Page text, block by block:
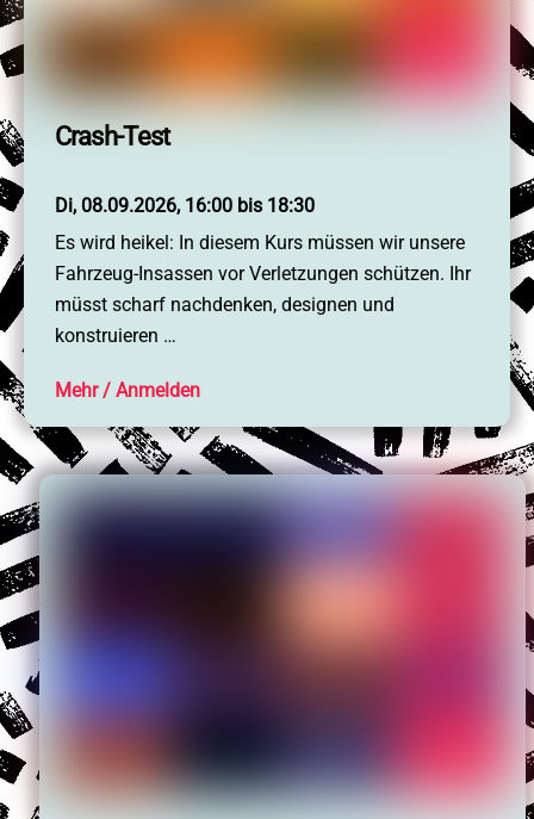
Crash-Test
Di, 08.09.2026, 16:00 bis 18:30
Es wird heikel: In diesem Kurs müssen wir unsere
Fahrzeug-Insassen vor Verletzungen schützen. Ihr
müsst scharf nachdenken, designen und
konstruieren …
Mehr
Startseite Events, Kurse Anfahrt, Locations
Mitmachen F.D.A.A.S. Artikel, News
Für Erwachsene Über uns
Impressum